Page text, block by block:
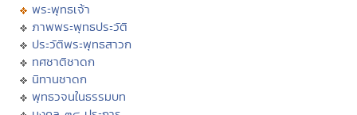
พระพุทธเจ้า
ภาพพระพุทธประวัติ
ประวัติพระพุทธสาวก
ทศชาติชาดก
นิทานชาดก
พุทธวจนในธรรมบท